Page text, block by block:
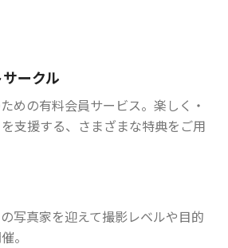
ークル
めの有料会員サービス。楽しく・
支援する、さまざまな特典をご用
写真家を迎えて撮影レベルや目的
。